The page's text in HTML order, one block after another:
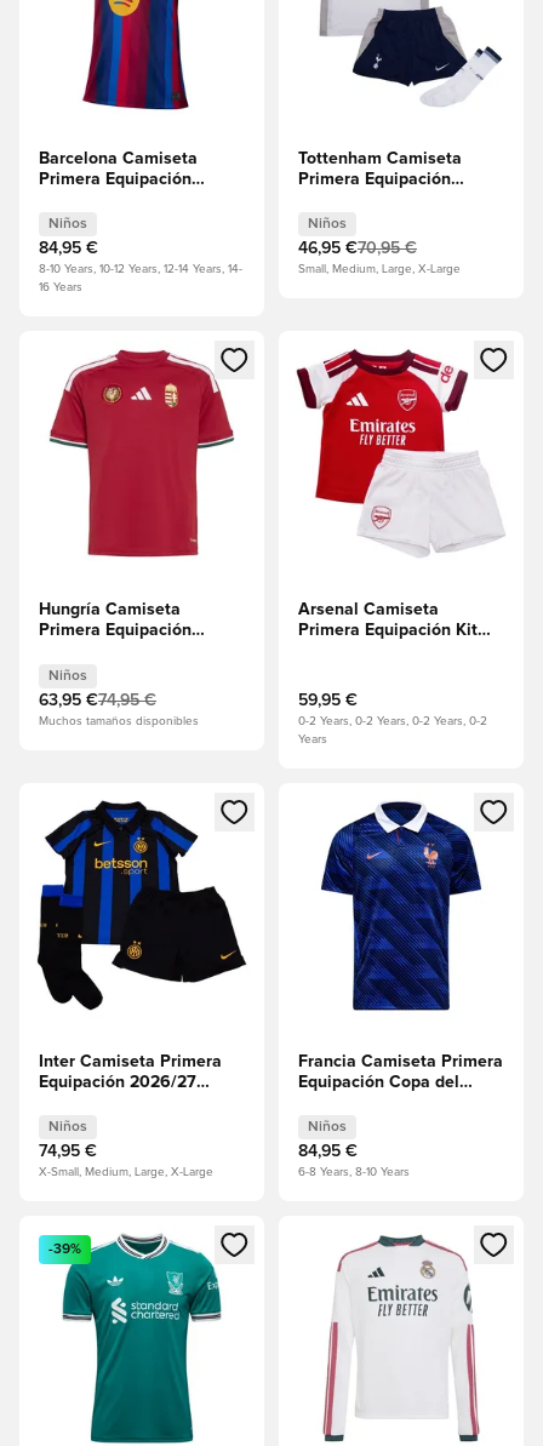
Barcelona Camiseta
Primera Equipación
Niños
84,95 €
8-10 Years, 10-12 Years, 12-14 Years, 14-
16 Years
Tottenham Camiseta
Primera Equipación
Niños
46,95 €70,95 €
Small, Medium, Large, X-Large
Abre un modal para iniciar sesión o registrarse como
Hungría Camiseta
Primera Equipación
Niños
63,95 €74,95 €
Muchos tamaños disponibles
Abre un modal para iniciar
Arsenal Camiseta
Primera Equipación Kit
59,95 €
0-2 Years, 0-2 Years, 0-2 Years, 0-2
Years
Abre un modal para iniciar sesión o registrarse como
Inter Camiseta Primera
Equipación 2026/27
Niños
74,95 €
X-Small, Medium, Large, X-Large
Abre un modal para iniciar
Francia Camiseta Primera
Equipación Copa del
Niños
84,95 €
6-8 Years, 8-10 Years
Abre un modal para iniciar sesión o registrarse como
-39%
Abre un modal para iniciar